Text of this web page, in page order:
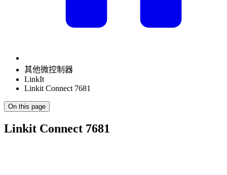
其他微控制器
LinkIt
Linkit Connect 7681
On this page
Linkit Connect 7681